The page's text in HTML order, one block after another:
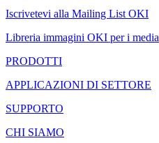
Iscrivetevi alla Mailing List OKI
Libreria immagini OKI per i media
PRODOTTI
APPLICAZIONI DI SETTORE
SUPPORTO
CHI SIAMO